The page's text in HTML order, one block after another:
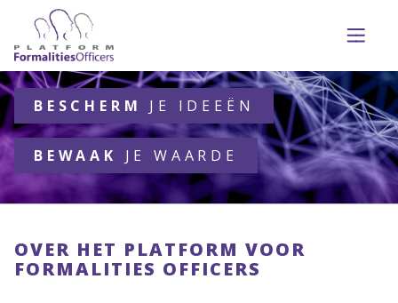
BESCHERM JE IDEEËN
BEWAAK JE WAARDE
OVER HET PLATFORM VOOR
FORMALITIES OFFICERS